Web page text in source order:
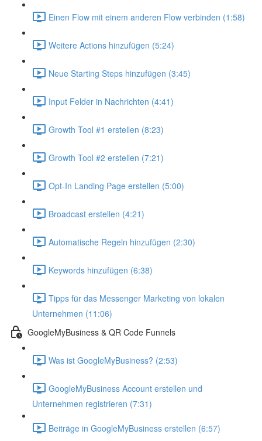
Einen Flow mit einem anderen Flow verbinden (1:58)
Weitere Actions hinzufügen (5:24)
Neue Starting Steps hinzufügen (3:45)
Input Felder in Nachrichten (4:41)
Growth Tool #1 erstellen (8:23)
Growth Tool #2 erstellen (7:21)
Opt-In Landing Page erstellen (5:00)
Broadcast erstellen (4:21)
Automatische Regeln hinzufügen (2:30)
Keywords hinzufügen (6:38)
Tipps für das Messenger Marketing von lokalen
Unternehmen (11:06)
GoogleMyBusiness & QR Code Funnels
Was ist GoogleMyBusiness? (2:53)
GoogleMyBusiness Account erstellen und
Unternehmen registrieren (7:31)
Beiträge in GoogleMyBusiness erstellen (6:57)